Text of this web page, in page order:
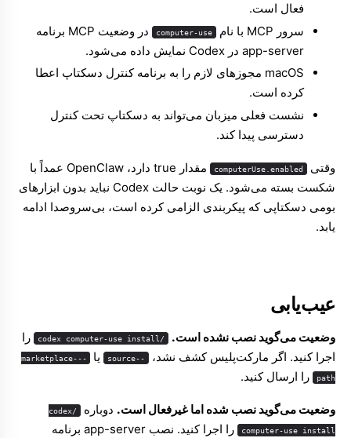
فعال است.
سرور MCP با نام
computer-use
در وضعیت MCP برنامه
app-server در Codex نمایش داده می‌شود.
macOS مجوزهای لازم را به برنامه کنترل دسکتاپ اعطا
کرده است.
نشست فعلی میزبان می‌تواند به دسکتاپ تحت کنترل
دسترسی پیدا کند.
وقتی computerUse.enabled
مقدار true دارد، OpenClaw عمداً با
شکست بسته می‌شود. یک نوبت حالت Codex نباید بدون ابزارهای
بومی دسکتاپی که پیکربندی الزامی کرده است، بی‌سروصدا ادامه
یابد.
عیب‌یابی
وضعیت می‌گوید نصب نشده است. /codex computer-use install
را
اجرا کنید. اگر مارکت‌پلیس کشف نشد،
--source یا --marketplace-
path را ارسال کنید.
وضعیت می‌گوید نصب شده اما غیرفعال است. دوباره /codex
computer-use install
را اجرا کنید. نصب app-server برنامه
Molty